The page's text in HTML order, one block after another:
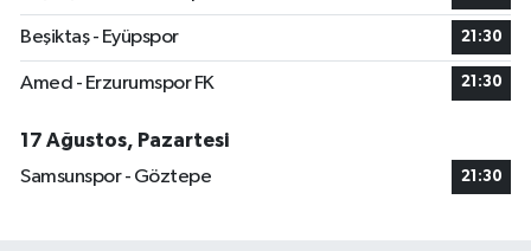
Beşiktaş - Eyüpspor 21:30
Amed - Erzurumspor FK 21:30
17 Ağustos, Pazartesi
Samsunspor - Göztepe
21:30